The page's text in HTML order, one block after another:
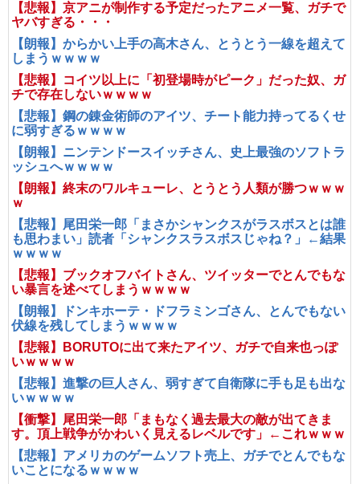
【悲報】京アニが制作する予定だったアニメ一覧、ガチで
ヤバすぎる・・・
【朗報】からかい上手の高木さん、とうとう一線を超えて
しまうｗｗｗｗ
【悲報】コイツ以上に「初登場時がピーク」だった奴、ガ
チで存在しないｗｗｗｗ
【悲報】鋼の錬金術師のアイツ、チート能力持ってるくせ
に弱すぎるｗｗｗｗ
【朗報】ニンテンドースイッチさん、史上最強のソフトラ
ッシュへｗｗｗｗ
【朗報】終末のワルキューレ、とうとう人類が勝つｗｗｗ
ｗ
【悲報】尾田栄一郎「まさかシャンクスがラスボスとは誰
も思わまい」読者「シャンクスラスボスじゃね？」←結果
ｗｗｗｗ
【悲報】ブックオフバイトさん、ツイッターでとんでもな
い暴言を述べてしまうｗｗｗｗ
【朗報】ドンキホーテ・ドフラミンゴさん、とんでもない
伏線を残してしまうｗｗｗｗ
【悲報】BORUTOに出て来たアイツ、ガチで自来也っぽ
いｗｗｗｗ
【悲報】進撃の巨人さん、弱すぎて自衛隊に手も足も出な
いｗｗｗｗ
【衝撃】尾田栄一郎「まもなく過去最大の敵が出てきま
す。頂上戦争がかわいく見えるレベルです」←これｗｗｗ
【悲報】アメリカのゲームソフト売上、ガチでとんでもな
いことになるｗｗｗｗ